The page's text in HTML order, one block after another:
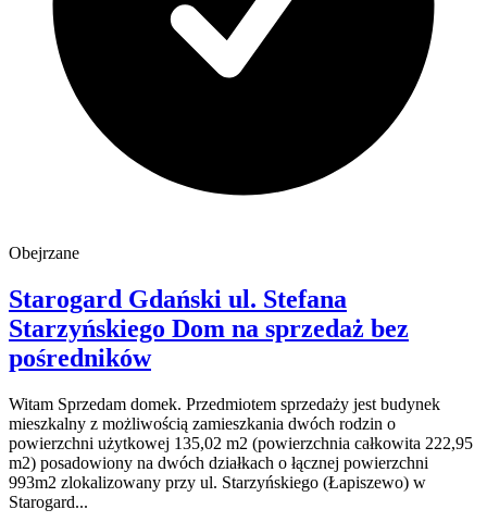
Obejrzane
Starogard Gdański ul. Stefana
Starzyńskiego Dom na sprzedaż bez
pośredników
Witam Sprzedam domek. Przedmiotem sprzedaży jest budynek
mieszkalny z możliwością zamieszkania dwóch rodzin o
powierzchni użytkowej 135,02 m2 (powierzchnia całkowita 222,95
m2) posadowiony na dwóch działkach o łącznej powierzchni
993m2 zlokalizowany przy ul. Starzyńskiego (Łapiszewo) w
Starogard...